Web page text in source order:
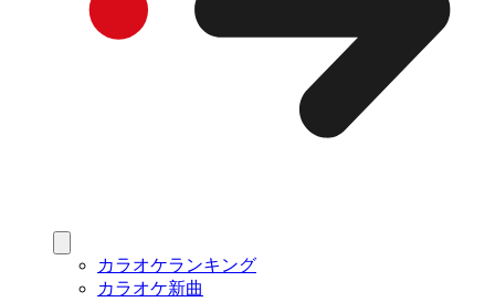
カラオケランキング
カラオケ新曲